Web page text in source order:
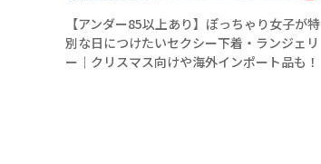
【アンダー85以上あり】ぽっちゃり女子が特
別な日につけたいセクシー下着・ランジェリ
ー│クリスマス向けや海外インポート品も！